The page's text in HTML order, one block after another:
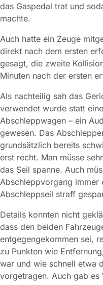
das Gaspedal trat und
machte.
Auch hatte ein Zeuge
direkt nach dem ersten
gesagt, die zweite
Minuten nach der ersten
Als nachteilig sah das
verwendet wurde statt
Abschleppwagen – ein
gewesen. Das
grundsätzlich bereits
erst recht. Man müsse
das Seil spanne. Auch
Abschleppvorgang immer
Abschleppseil straff
Details konnten nicht
dass den beiden
entgegengekommen sei,
zu Punkten wie
war und wie schnell etwa
vorgetragen. Auch gab